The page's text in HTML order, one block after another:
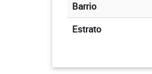
Barrio
Estrato